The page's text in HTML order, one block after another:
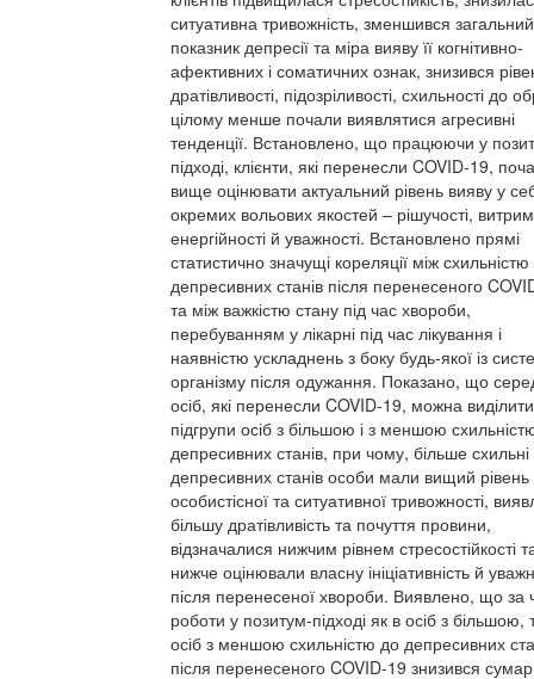
ситуативна тривожність, зменшився загальний
показник депресії та міра вияву її когнітивно-
афективних і соматичних ознак, знизився
дратівливості, підозріливості, схильності до
цілому менше почали виявлятися агресивні
тенденції. Встановлено, що працюючи у
підході, клієнти, які перенесли COVID-19,
вище оцінювати актуальний рівень вияву у
окремих вольових якостей – рішучості,
енергійності й уважності. Встановлено прямі
статистично значущі кореляції між
депресивних станів після перенесеного
та між важкістю стану під час хвороби,
перебуванням у лікарні під час лікування і
наявністю ускладнень з боку будь-якої із
організму після одужання. Показано, що
осіб, які перенесли COVID-19, можна виділити
підгрупи осіб з більшою і з меншою
депресивних станів, при чому, більше
депресивних станів особи мали вищий рівень
особистісної та ситуативної тривожності,
більшу дратівливість та почуття провини,
відзначалися нижчим рівнем стресостійкості
нижче оцінювали власну ініціативність й
після перенесеної хвороби. Виявлено, що за
роботи у позитум-підході як в осіб з більшою,
осіб з меншою схильністю до депресивних
після перенесеного COVID-19 знизився